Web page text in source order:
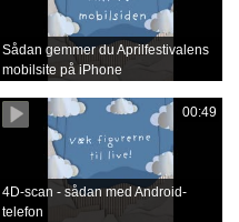
Sådan gemmer du Aprilfestivalens
mobilsite på iPhone
00:49
4D-scan - sådan med Android-
telefon